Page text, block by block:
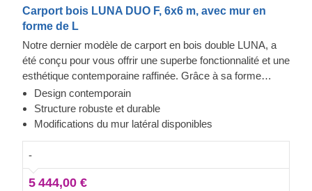
Carport bois LUNA DUO F, 6x6 m, avec mur en
forme de L
Notre dernier modèle de carport en bois double LUNA, a
été conçu pour vous offrir une superbe fonctionnalité et une
esthétique contemporaine raffinée. Grâce à sa forme
moderne et élégante, son design sublime et toit plat
contemporain, ce magnifique carport deviendra rapidement
un ajout précieux à votre espace extérieur. En plus, la
correspondant le mieux à vos besoins.
Design contemporain
Structure robuste et durable
Modifications du mur latéral disponibles
-
5 444,00 €